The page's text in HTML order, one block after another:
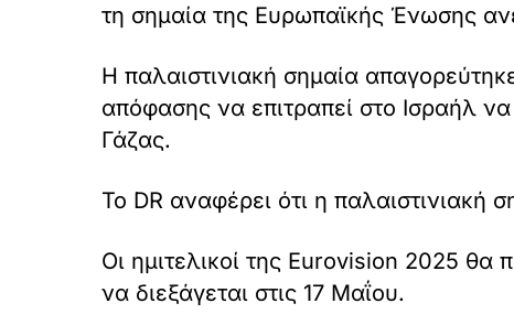
τη σημαία της Ευρωπαϊκής Ένωσης
Η παλαιστινιακή σημαία
απόφασης να επιτραπεί στο Ισραήλ
Γάζας.
Το DR αναφέρει ότι η παλαιστινιακή
Οι ημιτελικοί της Eurovision 2025 θα
να διεξάγεται στις 17 Μαΐου.